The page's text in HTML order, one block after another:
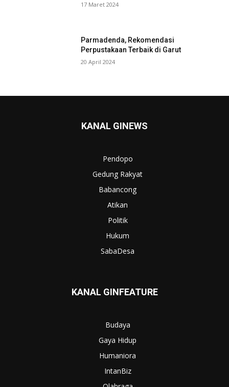
17 Maret 2024
Parmadenda, Rekomendasi
Perpustakaan Terbaik di Garut
20 April 2024
KANAL GINEWS
Pendopo
Gedung Rakyat
Babancong
Atikan
Politik
Hukum
SabaDesa
KANAL GINFEATURE
Budaya
Gaya Hidup
Humaniora
IntanBiz